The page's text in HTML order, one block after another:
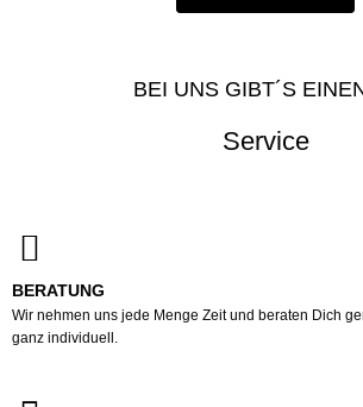
BEI UNS GIBT´S
Service
BERATUNG
Wir nehmen uns jede Menge Zeit und beraten Dich
ganz individuell.